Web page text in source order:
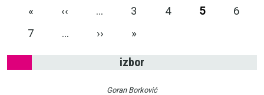
Pagination
« First page
‹‹ Previous page
… 3 4 5
6
7
… ›› Next page
»
izbor
Goran Borković